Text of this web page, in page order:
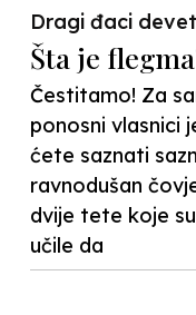
Dragi đaci
Šta je
Čestitamo! Za
ponosni vlasnici
ćete saznati
ravnodušan
dvije tete koje
učile da